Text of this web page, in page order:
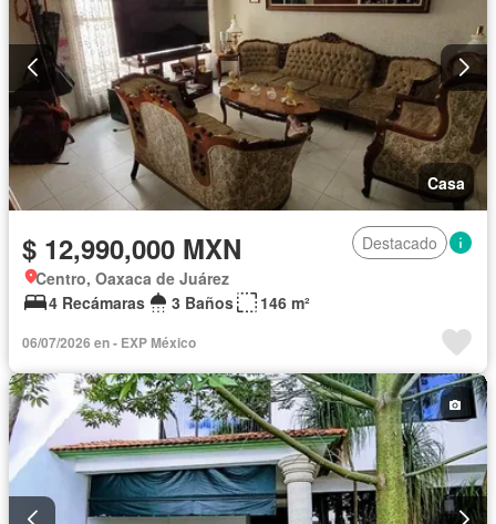
Casa
$ 12,990,000 MXN
Destacado
Centro, Oaxaca de Juárez
4 Recámaras
3 Baños 146 m²
06/07/2026 en - EXP México